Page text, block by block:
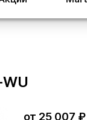
от 25 007 ₽